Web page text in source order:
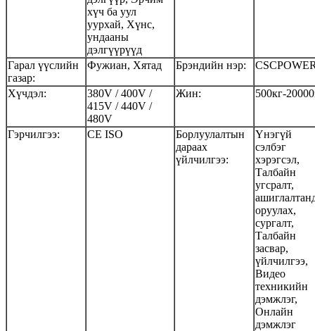
хүч ба уул
уурхай, Хүнс,
ундааны
дэлгүүрүүд
Гарал үүслийн
газар:
Фужиан, Хятад Брэндийн нэр:
Хүчдэл:
380V / 400V /
415V / 440V /
480V
Жин: 500кг-
Гэрчилгээ: CE ISO
Борлуулалтын
дараах
үйлчилгээ:
Үнэгүй
сэлбэг
хэрэгсэл,
Талбайн
угсралт,
оруулах,
сургалт,
Талбайн
засвар,
үйлчилгээ,
Видео
техникийн
дэмжлэг,
Онлайн
дэмжлэг